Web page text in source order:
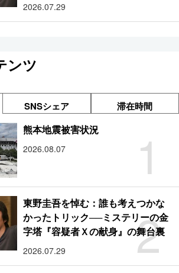
2026.07.29
ンツ
SNSシェア 滞在時間
1
熊本地震被害状況
2026.08.07
2
東野圭吾を悼む：誰も考えつかな
かったトリック──ミステリーの金
字塔『容疑者Ｘの献身』の舞台裏
2026.07.29